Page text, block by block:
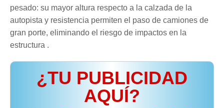
pesado: su mayor altura respecto a la calzada de la
autopista y resistencia permiten el paso de camiones de
gran porte, eliminando el riesgo de impactos en la
estructura .
¿TU PUBLICIDAD
AQUÍ?